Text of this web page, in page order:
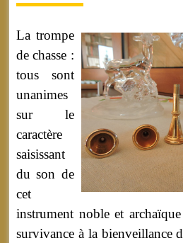
La trompe
de chasse :
tous sont
unanimes
sur le
caractère
saisissant
du son de
cet
instrument noble et
survivance à la bienveillance